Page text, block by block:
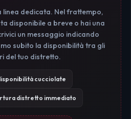
linea dedicata. Nel frattempo,
disponibile a breve o hai una
un messaggio indicando
subito la disponibilità tra gli
del tuo distretto.
cucciolate
distretto immediato